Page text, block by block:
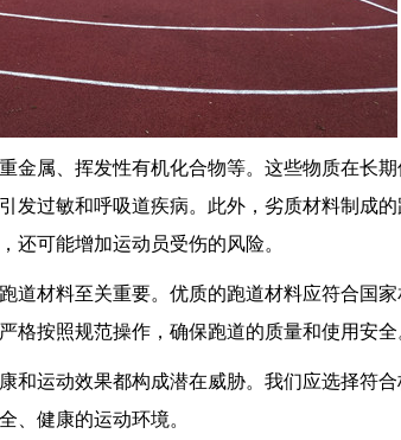
金属、挥发性有机化合物等。这些物质在长
发过敏和呼吸道疾病。此外，劣质材料制成
还可能增加运动员受伤的风险。
道材料至关重要。优质的跑道材料应符合国
按照规范操作，确保跑道的质量和使用安全
和运动效果都构成潜在威胁。我们应选择符
、健康的运动环境。